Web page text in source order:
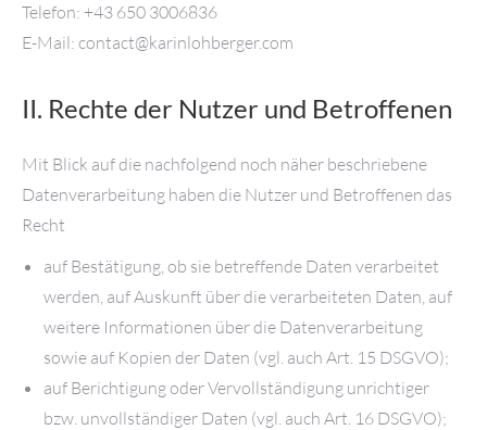
Telefon: +43 650 3006836
E-Mail: moc.regrebholnirak@tcatnoc
II. Rechte der Nutzer und Betroffenen
Mit Blick auf die nachfolgend noch näher beschriebene
Datenverarbeitung haben die Nutzer und Betroffenen das
Recht
auf Bestätigung, ob sie betreffende Daten verarbeitet
werden, auf Auskunft über die verarbeiteten Daten, auf
weitere Informationen über die Datenverarbeitung
sowie auf Kopien der Daten (vgl. auch Art. 15 DSGVO);
auf Berichtigung oder Vervollständigung unrichtiger
bzw. unvollständiger Daten (vgl. auch Art. 16 DSGVO);